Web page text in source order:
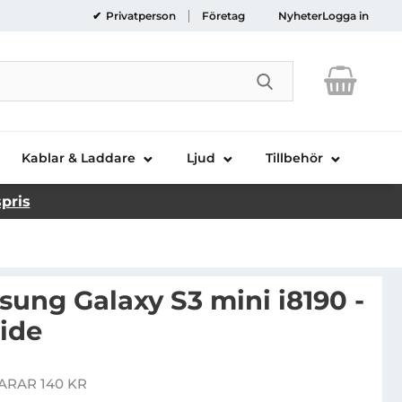
Privatperson Företag NyheterLogga in
Genomför
Kablar & Laddare Ljud Tillbehör
Galaxy S3 mini i8190 -
140 KR